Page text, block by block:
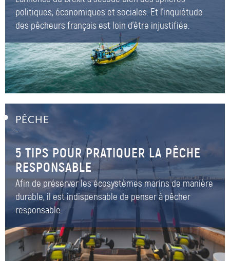
politiques, économiques et sociales. Et l'inquiétude
des pêcheurs français est loin d'être injustifiée.
PÊCHE
–
5 TIPS POUR PRATIQUER LA PÊCHE
RESPONSABLE
Afin de préserver les écosystèmes marins de manière
durable, il est indispensable de penser à pêcher
responsable.